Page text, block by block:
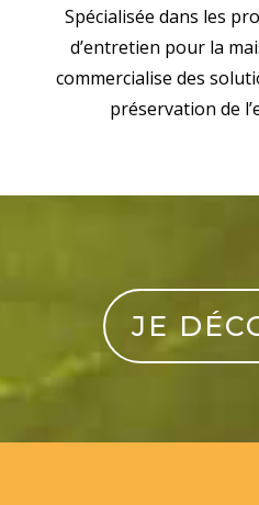
Spécialisée dans les
d’entretien pour la
commercialise des
préservation de
JE